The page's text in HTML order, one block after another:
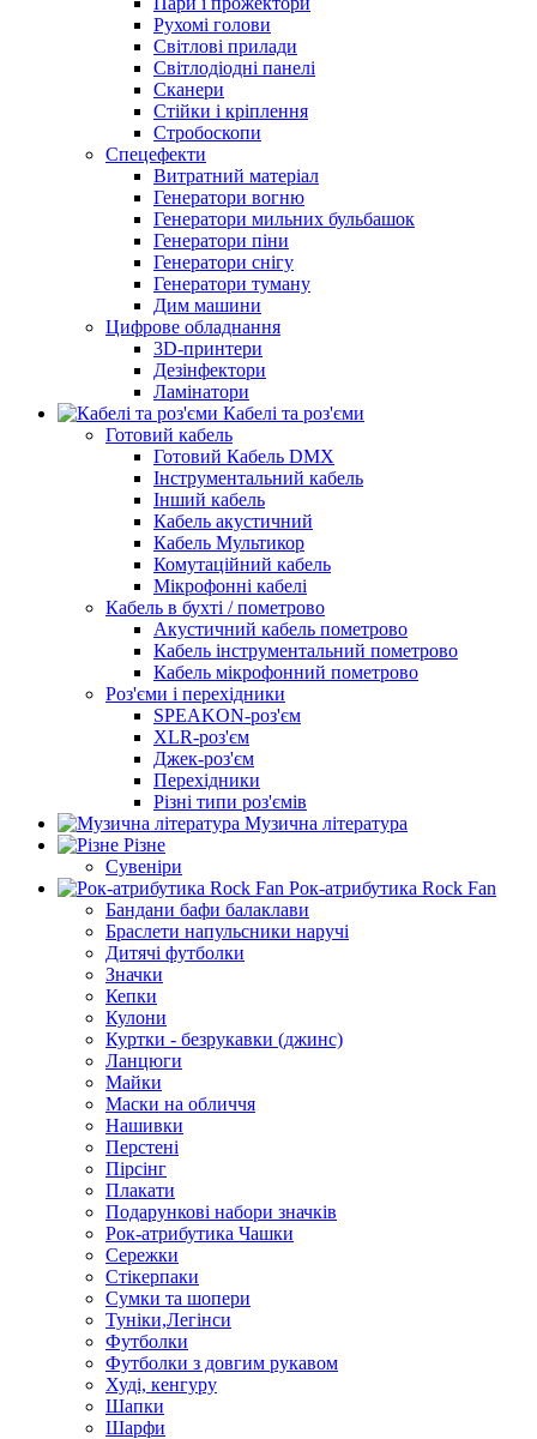
Рухомі голови
Світлові прилади
Світлодіодні панелі
Сканери
Стійки і кріплення
Стробоскопи
Спецефекти
Витратний матеріал
Генератори вогню
Генератори мильних бульбашок
Генератори піни
Генератори снігу
Генератори туману
Дим машини
Цифрове обладнання
3D-принтери
Дезінфектори
Ламінатори
Кабелі та роз'єми
Готовий кабель
Готовий Кабель DMX
Інструментальний кабель
Інший кабель
Кабель акустичний
Кабель Мультикор
Комутаційний кабель
Мікрофонні кабелі
Кабель в бухті / пометрово
Акустичний кабель пометрово
Кабель інструментальний пометрово
Кабель мікрофонний пометрово
Роз'єми і перехідники
SPEAKON-роз'єм
XLR-роз'єм
Джек-роз'єм
Перехідники
Різні типи роз'ємів
Музична література
Різне
Сувеніри
Рок-атрибутика Rock Fan
Бандани бафи балаклави
Браслети напульсники наручі
Дитячі футболки
Значки
Кепки
Кулони
Куртки - безрукавки (джинс)
Ланцюги
Майки
Маски на обличчя
Нашивки
Перстені
Пірсінг
Плакати
Подарункові набори значків
Рок-атрибутика Чашки
Сережки
Стікерпаки
Сумки та шопери
Туніки,Легінси
Футболки
Футболки з довгим рукавом
Худі, кенгуру
Шапки
Шарфи